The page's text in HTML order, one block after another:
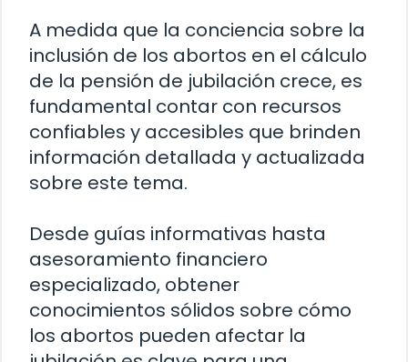
A medida que la conciencia sobre la
inclusión de los abortos en el cálculo
de la pensión de jubilación crece, es
fundamental contar con recursos
confiables y accesibles que brinden
información detallada y actualizada
sobre este tema.
Desde guías informativas hasta
asesoramiento financiero
especializado, obtener
conocimientos sólidos sobre cómo
los abortos pueden afectar la